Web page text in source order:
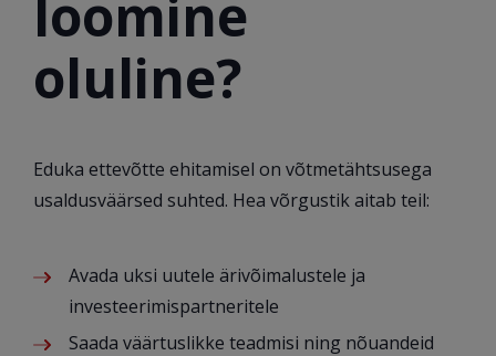
loomine
oluline?
Eduka ettevõtte ehitamisel on võtmetähtsusega
usaldusväärsed suhted. Hea võrgustik aitab teil:
Avada uksi uutele ärivõimalustele ja
investeerimispartneritele
Saada väärtuslikke teadmisi ning nõuandeid